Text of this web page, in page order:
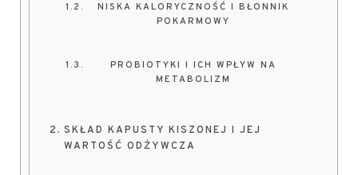
NISKA KALORYCZNOŚĆ I BŁONNIK
POKARMOWY
PROBIOTYKI I ICH WPŁYW NA
METABOLIZM
SKŁAD KAPUSTY KISZONEJ I JEJ
WARTOŚĆ ODŻYWCZA